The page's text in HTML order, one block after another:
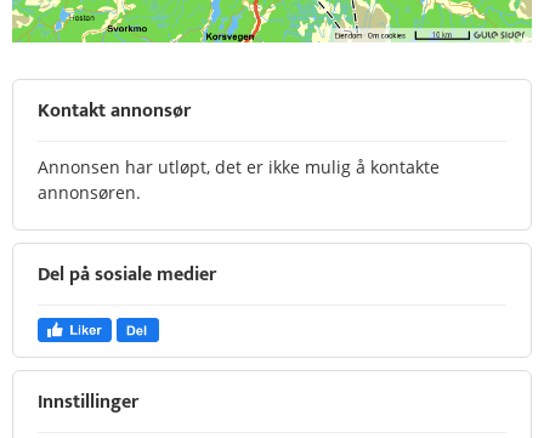
Kontakt annonsør
Annonsen har utløpt, det er ikke mulig å kontakte
annonsøren.
Del på sosiale medier
Innstillinger